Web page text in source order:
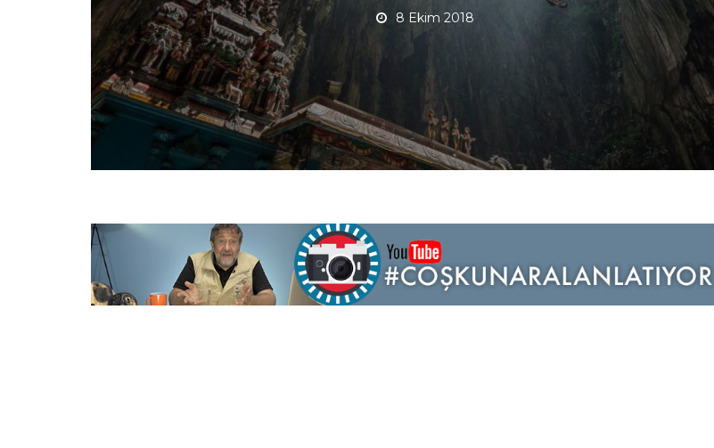
8 Ekim 2018